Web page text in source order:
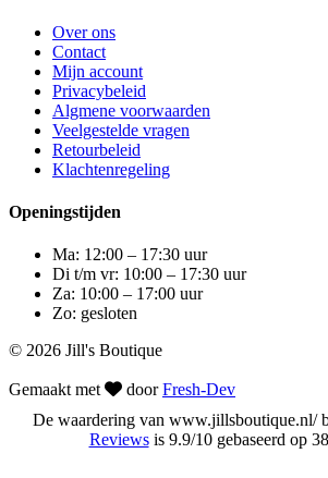
Over ons
Contact
Mijn account
Privacybeleid
Algmene voorwaarden
Veelgestelde vragen
Retourbeleid
Klachtenregeling
Openingstijden
Ma: 12:00 – 17:30 uur
Di t/m vr: 10:00 – 17:30 uur
Za: 10:00 – 17:00 uur
Zo: gesloten
© 2026 Jill's Boutique
Gemaakt met doorFresh-Dev
De waardering van www.jillsboutique.nl/
Reviewsis 9.9/10 gebaseerd op